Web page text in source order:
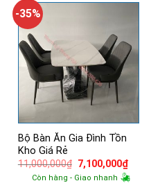
-35%
Bộ Bàn Ăn Gia Đình Tồn
Kho Giá Rẻ
11,000,000₫ Giá
gốc
là:
7,100,000₫Giá
hiện
tại
Còn hàng - Giao nhanh